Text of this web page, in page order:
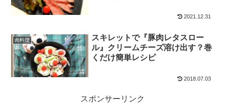
2021.12.31
肉料理
スキレットで『豚肉レタスロー
ル』クリームチーズ溶け出す？巻
くだけ簡単レシピ
2018.07.03
スポンサーリンク